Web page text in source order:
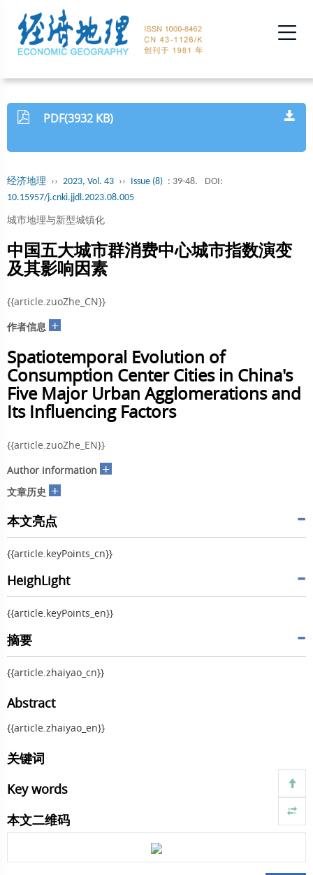
PDF(3932 KB)
经济地理 ›› 2023, Vol. 43 ›› Issue (8) : 39-48.
DOI:
10.15957/j.cnki.jjdl.2023.08.005
城市地理与新型城镇化
中国五大城市群消费中心城市指数演变
及其影响因素
{{article.zuoZhe_CN}}
作者信息 +
Spatiotemporal Evolution of
Consumption Center Cities in China's
Five Major Urban Agglomerations and
Its Influencing Factors
{{article.zuoZhe_EN}}
Author information +
文章历史 +
本文亮点
{{article.keyPoints_cn}}
HeighLight
{{article.keyPoints_en}}
摘要
{{article.zhaiyao_cn}}
Abstract
{{article.zhaiyao_en}}
关键词
Key words
本文二维码